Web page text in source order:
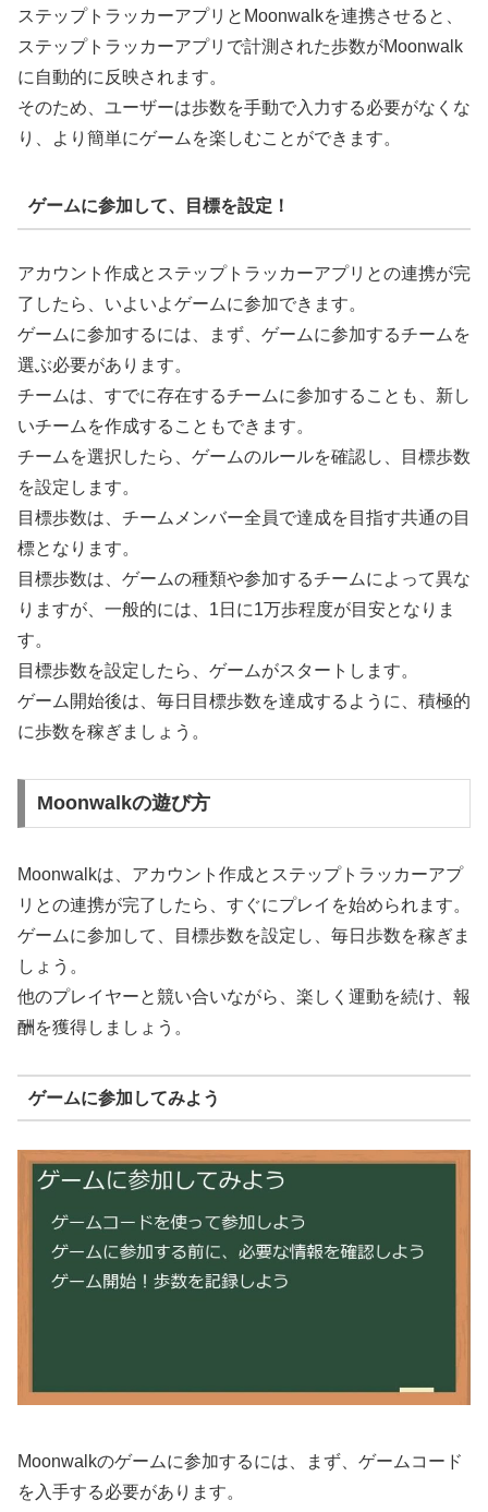
ステップトラッカーアプリとMoonwalkを連携させると、
ステップトラッカーアプリで計測された歩数がMoonwalk
に自動的に反映されます。
そのため、ユーザーは歩数を手動で入力する必要がなくな
り、より簡単にゲームを楽しむことができます。
ゲームに参加して、目標を設定！
アカウント作成とステップトラッカーアプリとの連携が完
了したら、いよいよゲームに参加できます。
ゲームに参加するには、まず、ゲームに参加するチームを
選ぶ必要があります。
チームは、すでに存在するチームに参加することも、新し
いチームを作成することもできます。
チームを選択したら、ゲームのルールを確認し、目標歩数
を設定します。
目標歩数は、チームメンバー全員で達成を目指す共通の目
標となります。
目標歩数は、ゲームの種類や参加するチームによって異な
りますが、一般的には、1日に1万歩程度が目安となりま
す。
目標歩数を設定したら、ゲームがスタートします。
ゲーム開始後は、毎日目標歩数を達成するように、積極的
に歩数を稼ぎましょう。
Moonwalkの遊び方
Moonwalkは、アカウント作成とステップトラッカーアプ
リとの連携が完了したら、すぐにプレイを始められます。
ゲームに参加して、目標歩数を設定し、毎日歩数を稼ぎま
しょう。
他のプレイヤーと競い合いながら、楽しく運動を続け、報
酬を獲得しましょう。
ゲームに参加してみよう
Moonwalkのゲームに参加するには、まず、ゲームコード
を入手する必要があります。